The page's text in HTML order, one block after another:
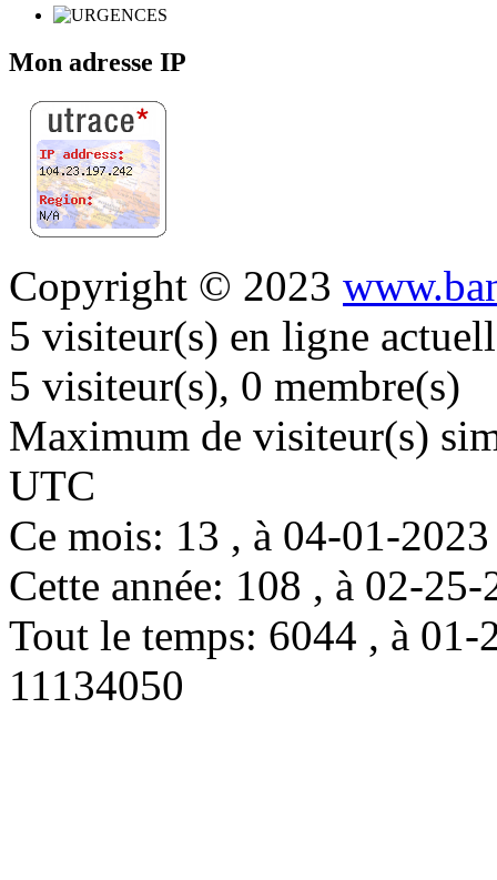
Mon adresse IP
Copyright © 2023
5 visiteur(s) en ligne
5 visiteur(s), 0 membre(s)
Maximum de visiteur(s)
UTC
Ce mois: 13 , à 04-01-
Cette année: 108 , à 02-
Tout le temps: 6044 , à
11134050